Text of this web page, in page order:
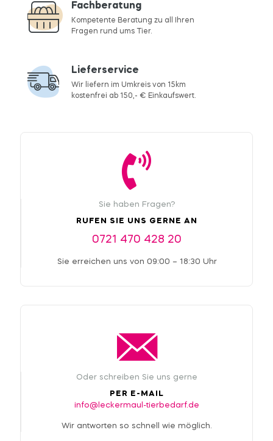
Fachberatung
Kompetente Beratung zu all Ihren
Fragen rund ums Tier.
Lieferservice
Wir liefern im Umkreis von 15km
kostenfrei ab 150,- € Einkaufswert.
Sie haben Fragen?
RUFEN SIE UNS GERNE AN
0721 470 428 20
Sie erreichen uns von 09:00 – 18:30 Uhr
Oder schreiben Sie uns gerne
PER E-MAIL
info@leckermaul-tierbedarf.de
Wir antworten so schnell wie möglich.